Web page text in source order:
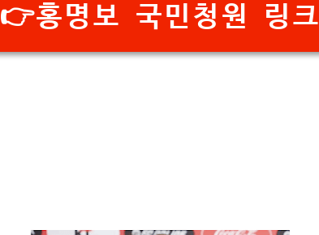
👉홍명보 국민청원 링크